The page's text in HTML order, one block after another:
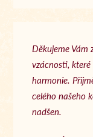
Děkujeme Vám
vzácnosti,
harmonie.
celého našeho
nadšen.